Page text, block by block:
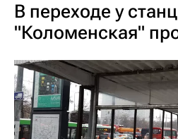
В переходе у
"Коломенская"